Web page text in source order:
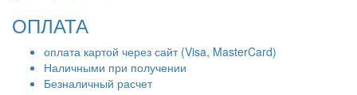
ОПЛАТА
оплата картой через сайт (Visa, MasterCard)
Наличными при получении
Безналичный расчет